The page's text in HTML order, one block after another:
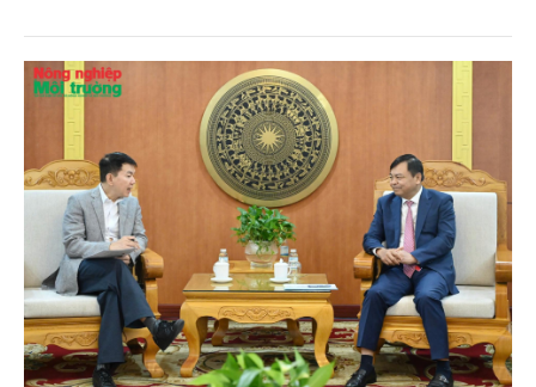
trưởng khá. Diện tích rừng trồng mới và sản lượng
thủy sản đều tăng nhẹ.